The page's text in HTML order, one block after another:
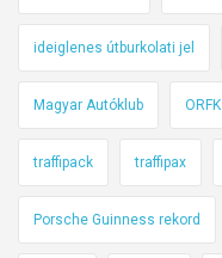
ideiglenes útburkolati jel
Magyar Autóklub ORFK
traffipack traffipax
Porsche Guinness rekord